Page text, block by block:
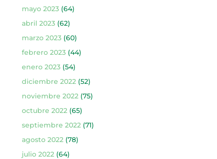
mayo 2023(64)
abril 2023(62)
marzo 2023(60)
febrero 2023(44)
enero 2023(54)
diciembre 2022(52)
noviembre 2022(75)
octubre 2022(65)
septiembre 2022(71)
agosto 2022(78)
julio 2022(64)